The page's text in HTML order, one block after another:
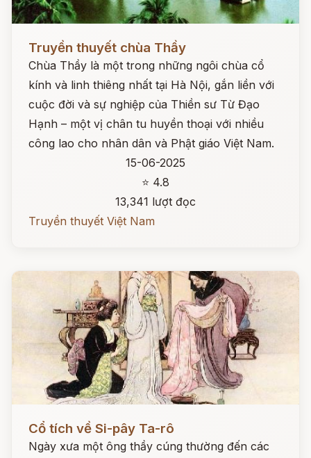
Đọc ngay
Truyền thuyết chùa Thầy
Chùa Thầy là một trong những ngôi chùa cổ
kính và linh thiêng nhất tại Hà Nội, gắn liền với
cuộc đời và sự nghiệp của Thiền sư Từ Đạo
Hạnh – một vị chân tu huyền thoại với nhiều
công lao cho nhân dân và Phật giáo Việt Nam.
15-06-2025
⭐ 4.8
13,341 lượt đọc
Truyền thuyết Việt Nam
Đọc ngay
Cổ tích về Si-pây Ta-rô
Ngày xưa một ông thầy cúng thường đến các